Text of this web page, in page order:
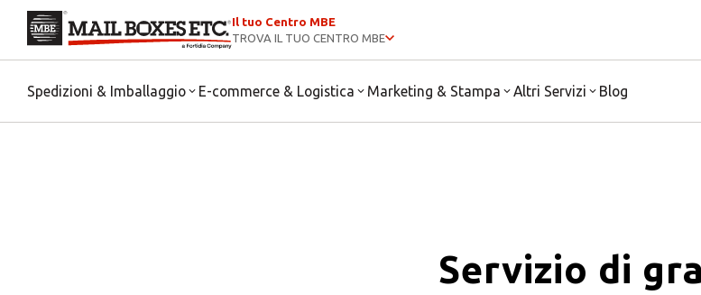
Il tuo Centro MBE
TROVA IL TUO CENTRO MBE
Spedizioni & Imballaggio E-commerce & Logistica Marketing & Stampa Altri Servizi Blog
Servizio di